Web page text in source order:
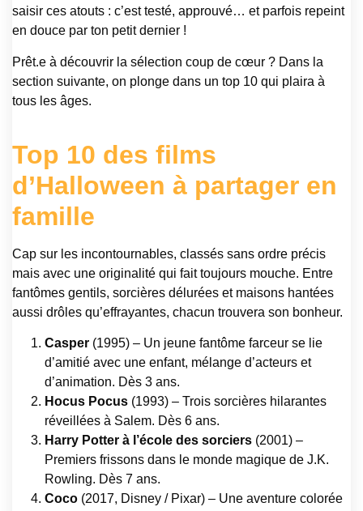
saisir ces atouts : c’est testé, approuvé… et parfois repeint
en douce par ton petit dernier !
Prêt.e à découvrir la sélection coup de cœur ? Dans la
section suivante, on plonge dans un top 10 qui plaira à
tous les âges.
Top 10 des films
d’Halloween à partager en
famille
Cap sur les incontournables, classés sans ordre précis
mais avec une originalité qui fait toujours mouche. Entre
fantômes gentils, sorcières délurées et maisons hantées
aussi drôles qu’effrayantes, chacun trouvera son bonheur.
Casper (1995) – Un jeune fantôme farceur se lie
d’amitié avec une enfant, mélange d’acteurs et
d’animation. Dès 3 ans.
Hocus Pocus (1993) – Trois sorcières hilarantes
réveillées à Salem. Dès 6 ans.
Harry Potter à l’école des sorciers (2001) –
Premiers frissons dans le monde magique de J.K.
Rowling. Dès 7 ans.
Coco (2017, Disney / Pixar) – Une aventure colorée